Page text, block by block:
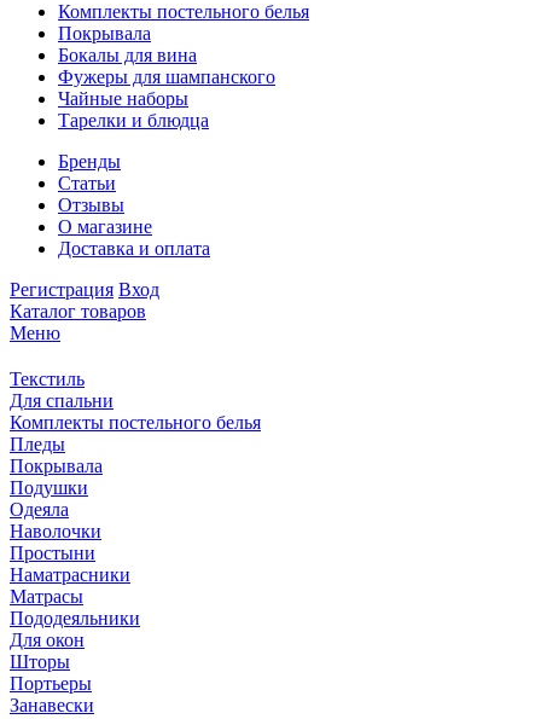
Комплекты постельного белья
Покрывала
Бокалы для вина
Фужеры для шампанского
Чайные наборы
Тарелки и блюдца
Бренды
Статьи
Отзывы
О магазине
Доставка и оплата
Регистрация Вход
Каталог товаров
Меню
Текстиль
Для спальни
Комплекты постельного белья
Пледы
Покрывала
Подушки
Одеяла
Наволочки
Простыни
Наматрасники
Матрасы
Пододеяльники
Для окон
Шторы
Портьеры
Занавески